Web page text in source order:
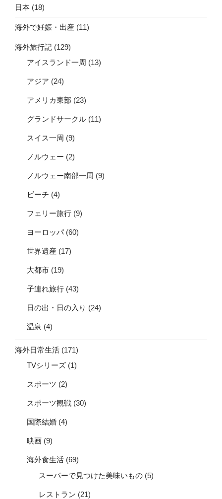
日本 (18)
海外で妊娠・出産 (11)
海外旅行記 (129)
アイスランド一周 (13)
アジア (24)
アメリカ東部 (23)
グランドサークル (11)
スイス一周 (9)
ノルウェー (2)
ノルウェー南部一周 (9)
ビーチ (4)
フェリー旅行 (9)
ヨーロッパ(60)
世界遺産 (17)
大都市 (19)
子連れ旅行 (43)
日の出・日の入り (24)
温泉 (4)
海外日常生活 (171)
TVシリーズ (1)
スポーツ (2)
スポーツ観戦 (30)
国際結婚 (4)
映画 (9)
海外食生活 (69)
スーパーで見つけた美味いもの (5)
レストラン (21)